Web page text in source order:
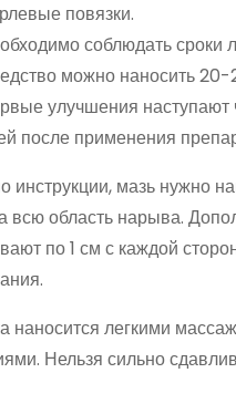
повязки.
соблюдать сроки
можно наносить 20-
улучшения наступают
после применения
инструкции, мазь нужно
всю область нарыва.
по 1 см с каждой
наносится легкими
Нельзя сильно